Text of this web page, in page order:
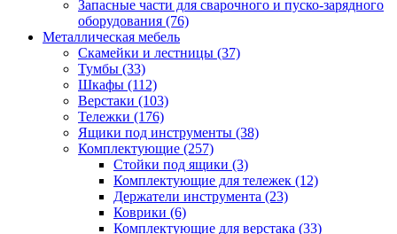
Запасные части для сварочного и пуско-зарядного
оборудования (76)
Металлическая мебель
Скамейки и лестницы (37)
Тумбы (33)
Шкафы (112)
Верстаки (103)
Тележки (176)
Ящики под инструменты (38)
Комплектующие (257)
Стойки под ящики (3)
Комплектующие для тележек (12)
Держатели инструмента (23)
Коврики (6)
Комплектующие для верстака (33)